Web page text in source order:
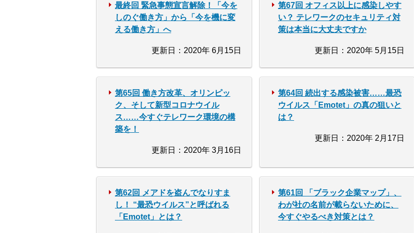
最終回 緊急事態宣言解除！「今を
しのぐ働き方」から「今を機に変
える働き方」へ
更新日：2020年 6月15日
第67回 オフィス以上に感染しやす
い？ テレワークのセキュリティ対
策は本当に大丈夫ですか
更新日：2020年 5月15日
第65回 働き方改革、オリンピッ
ク、そして新型コロナウイル
ス……今すぐテレワーク環境の構
築を！
更新日：2020年 3月16日
第64回 続出する感染被害……最恐
ウイルス「Emotet」の真の狙いと
は？
更新日：2020年 2月17日
第62回 メアドを盗んでなりすま
し！ “最恐ウイルス”と呼ばれる
「Emotet」とは？
第61回 「ブラック企業マップ」、
わが社の名前が載らないために、
今すぐやるべき対策とは？